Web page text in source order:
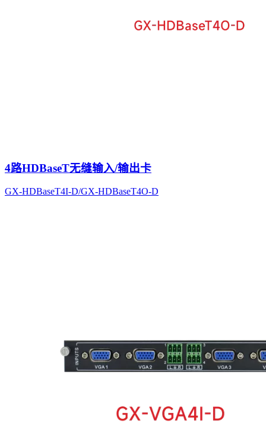
4路HDBaseT无缝输入/输出卡
GX-HDBaseT4I-D/GX-HDBaseT4O-D